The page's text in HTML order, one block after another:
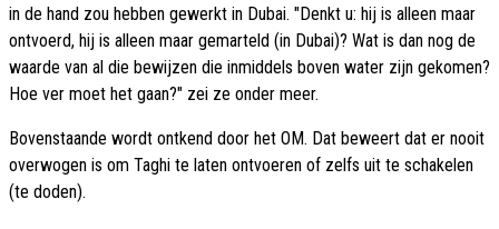
in de hand zou hebben gewerkt in Dubai. "Denkt u: hij is alleen maar
ontvoerd, hij is alleen maar gemarteld (in Dubai)? Wat is dan nog de
waarde van al die bewijzen die inmiddels boven water zijn gekomen?
Hoe ver moet het gaan?" zei ze onder meer.
Bovenstaande wordt ontkend door het OM. Dat beweert dat er nooit
overwogen is om Taghi te laten ontvoeren of zelfs uit te schakelen
(te doden).